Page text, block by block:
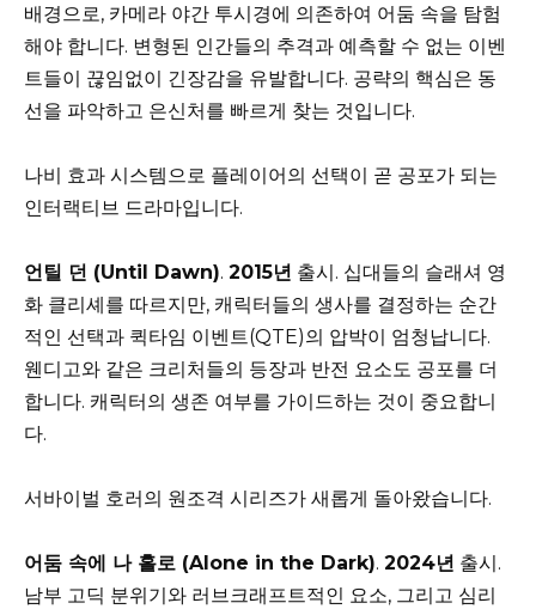
배경으로, 카메라 야간 투시경에 의존하여 어둠 속을 탐험
해야 합니다. 변형된 인간들의 추격과 예측할 수 없는 이벤
트들이 끊임없이 긴장감을 유발합니다. 공략의 핵심은 동
선을 파악하고 은신처를 빠르게 찾는 것입니다.
나비 효과 시스템으로 플레이어의 선택이 곧 공포가 되는
인터랙티브 드라마입니다.
언틸 던 (Until Dawn). 2015년 출시. 십대들의 슬래셔 영
화 클리셰를 따르지만, 캐릭터들의 생사를 결정하는 순간
적인 선택과 퀵타임 이벤트(QTE)의 압박이 엄청납니다.
웬디고와 같은 크리처들의 등장과 반전 요소도 공포를 더
합니다. 캐릭터의 생존 여부를 가이드하는 것이 중요합니
다.
서바이벌 호러의 원조격 시리즈가 새롭게 돌아왔습니다.
어둠 속에 나 홀로 (Alone in the Dark). 2024년 출시.
남부 고딕 분위기와 러브크래프트적인 요소, 그리고 심리